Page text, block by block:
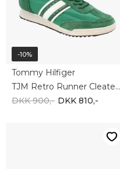
ECCO
DKK 990,-